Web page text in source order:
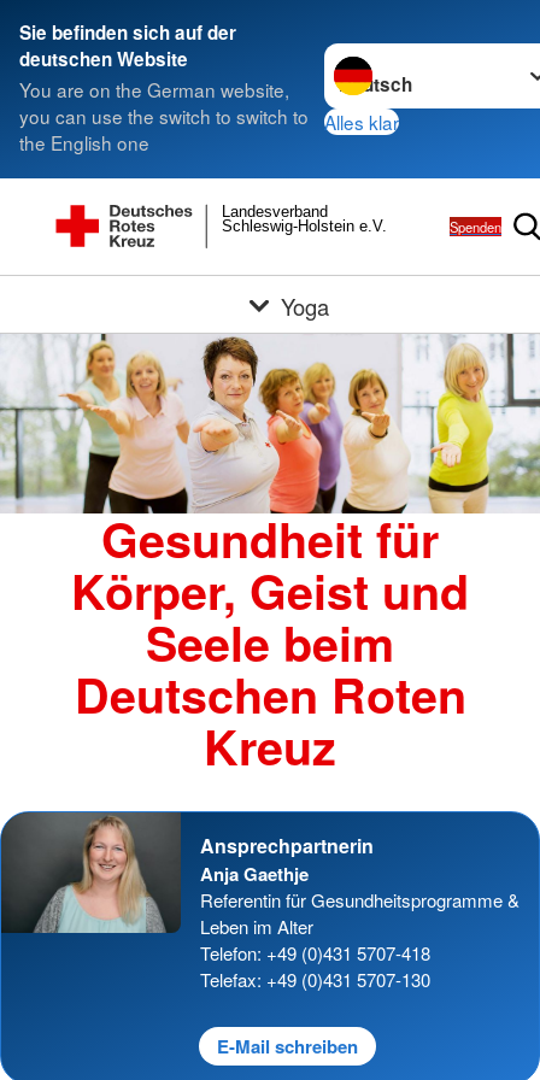
Sie befinden sich auf der
deutschen Website
You are on the German website,
you can use the switch to switch to
the English one
Sprache wechseln zu
Alles klar
Schleswig-Holstein e.V.
Landesverband
Spenden
Yoga
Gesundheit für
Körper, Geist und
Seele beim
Deutschen Roten
Kreuz
Ansprechpartnerin
Anja Gaethje
Referentin für Gesundheitsprogramme &
Leben im Alter
Telefon: +49 (0)431 5707-418
Telefax: +49 (0)431 5707-130
E-Mail schreiben